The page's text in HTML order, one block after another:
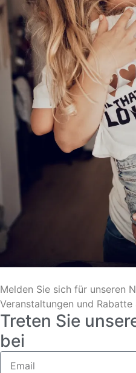
Melden Sie sich für unseren
Veranstaltungen und Rabatte
Treten Sie
bei